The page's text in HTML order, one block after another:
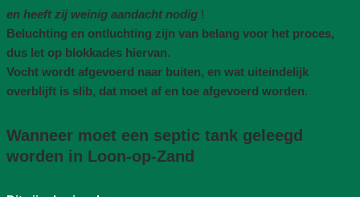
en heeft zij weinig aandacht nodig !
Beluchting en ontluchting zijn van belang voor het proces,
dus let op blokkades hiervan.
Vocht wordt afgevoerd naar buiten, en wat uiteindelijk
overblijft is slib, dat moet af en toe afgevoerd worden.
Wanneer moet een septic tank geleegd
worden in Loon-op-Zand